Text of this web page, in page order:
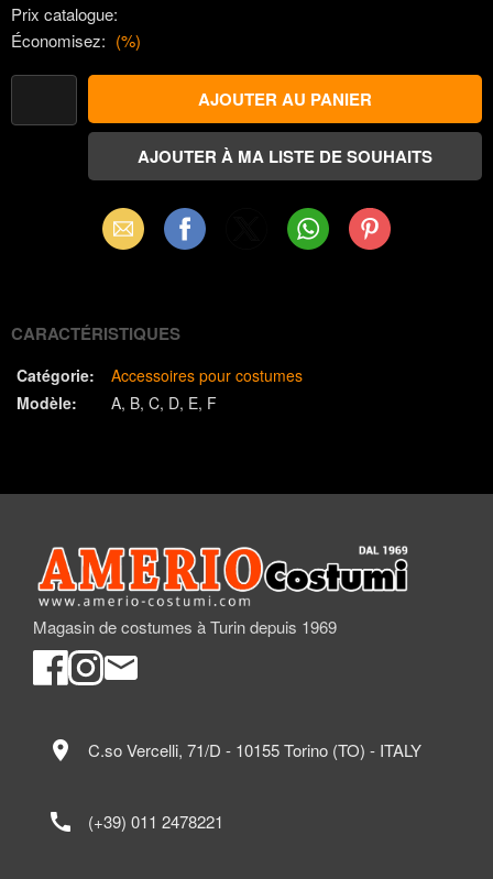
Prix catalogue:
Économisez: (%)
Email Facebook WhatsAppPinterest
CARACTÉRISTIQUES
Catégorie:
Accessoires pour costumes
Modèle:
A B C D E F
Magasin de costumes à Turin depuis 1969
location_on C.so Vercelli, 71/D - 10155 Torino (TO) - ITALY
call (+39) 011 2478221